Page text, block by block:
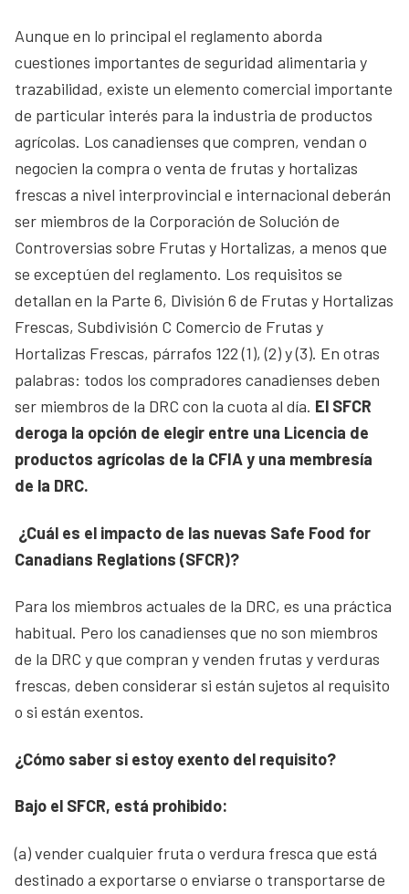
Aunque en lo principal el reglamento aborda
cuestiones importantes de seguridad alimentaria y
trazabilidad, existe un elemento comercial importante
de particular interés para la industria de productos
agrícolas. Los canadienses que compren, vendan o
negocien la compra o venta de frutas y hortalizas
frescas a nivel interprovincial e internacional deberán
ser miembros de la Corporación de Solución de
Controversias sobre Frutas y Hortalizas, a menos que
se exceptúen del reglamento. Los requisitos se
detallan en la Parte 6, División 6 de Frutas y Hortalizas
Frescas, Subdivisión C Comercio de Frutas y
Hortalizas Frescas, párrafos 122 (1), (2) y (3). En otras
palabras: todos los compradores canadienses deben
ser miembros de la DRC con la cuota al día. El SFCR
deroga la opción de elegir entre una Licencia de
productos agrícolas de la CFIA y una membresía
de la DRC.
¿Cuál es el impacto de las nuevas Safe Food for
Canadians Reglations (SFCR)?
Para los miembros actuales de la DRC, es una práctica
habitual. Pero los canadienses que no son miembros
de la DRC y que compran y venden frutas y verduras
frescas, deben considerar si están sujetos al requisito
o si están exentos.
¿Cómo saber si estoy exento del requisito?
Bajo el SFCR, está prohibido:
(a) vender cualquier fruta o verdura fresca que está
destinado a exportarse o enviarse o transportarse de